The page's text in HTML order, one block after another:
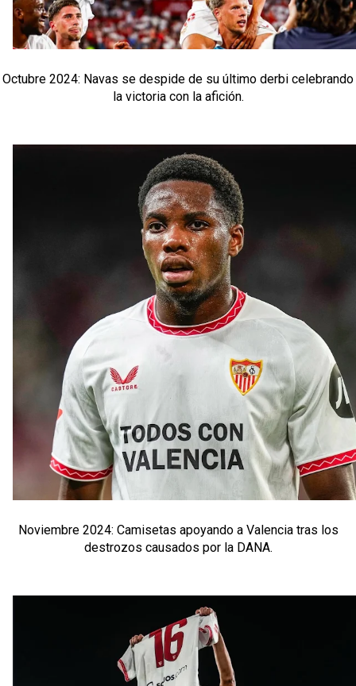
Octubre 2024: Navas se despide de su último derbi celebrando
la victoria con la afición.
Noviembre 2024: Camisetas apoyando a Valencia tras los
destrozos causados por la DANA.